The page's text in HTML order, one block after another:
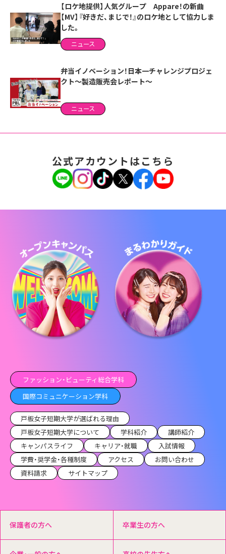
【ロケ地提供】人気グループ Appare！の新曲
【MV】『好きだ、まじで！』のロケ地として協力しま
した。
ニュース
弁当イノベーション！日本一チャレンジプロジェ
クト～製造販売会レポート～
ニュース
公式アカウントはこちら
ファッション・ビューティ総合学科
国際コミュニケーション学科
戸板女子短期大学が選ばれる理由
戸板女子短期大学について
学科紹介
講師紹介
キャンパスライフ
キャリア・就職
入試情報
学費・奨学金・各種制度
アクセス
お問い合わせ
資料請求
サイトマップ
保護者の方へ 卒業生の方へ